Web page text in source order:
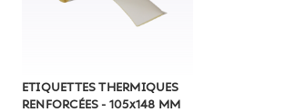
ETIQUETTES THERMIQUES
RENFORCÉES - 105x148 MM